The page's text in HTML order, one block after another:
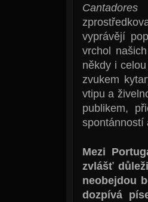
Cantadores
vyprávějí
vrchol
někdy i
zvukem
vtipu a
publikem,
Mezi
zvlášť
neobejdou
dozpívá